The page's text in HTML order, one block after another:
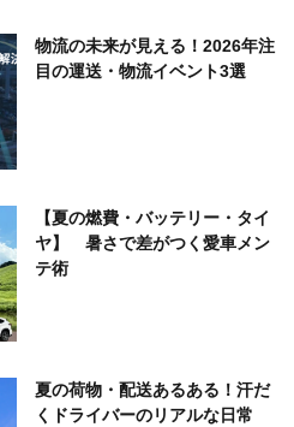
物流の未来が見える！2026年注
目の運送・物流イベント3選
【夏の燃費・バッテリー・タイ
ヤ】 暑さで差がつく愛車メン
テ術
夏の荷物・配送あるある！汗だ
くドライバーのリアルな日常